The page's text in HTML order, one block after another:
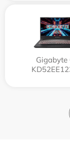
Gigabyte